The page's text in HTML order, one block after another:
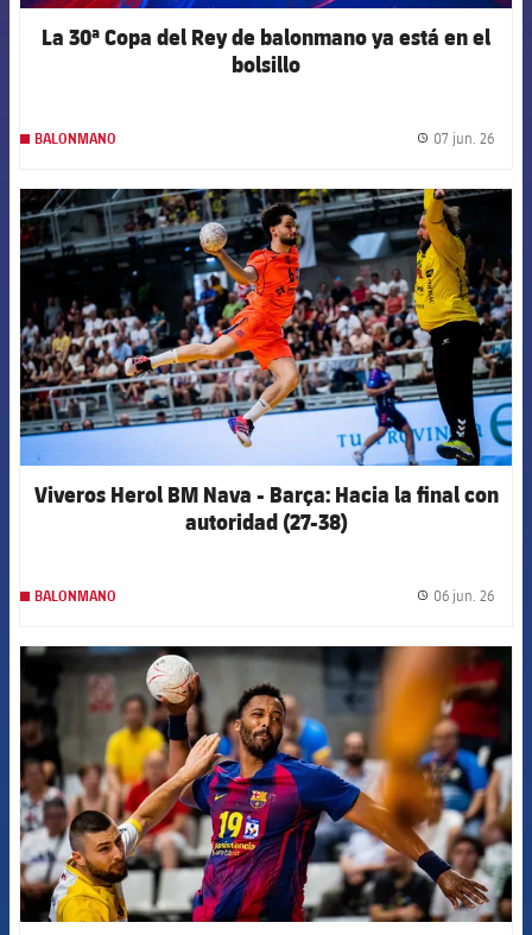
La 30ª Copa del Rey de balonmano ya está en el
bolsillo
BALONMANO 07 jun. 26
FCB Barcelona badge
Viveros Herol BM Nava - Barça: Hacia la final con
autoridad (27-38)
BALONMANO 06 jun. 26
FCB Barcelona badge